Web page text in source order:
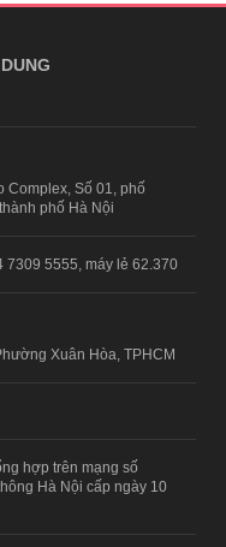
Complex, Số 01, phố
phố Hà Nội
7309 5555, máy lẻ 62.370
Xuân Hòa, TPHCM
hợp trên mạng số
Hà Nội cấp ngày 10